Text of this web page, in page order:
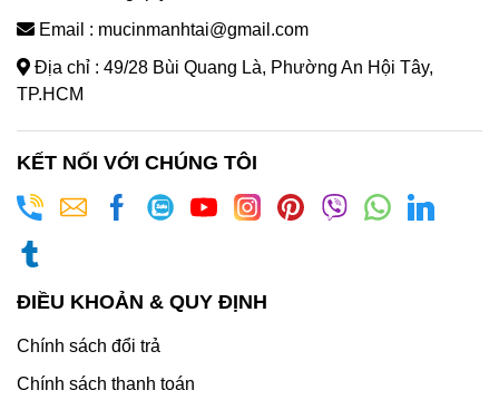
Email : mucinmanhtai@gmail.com
Địa chỉ : 49/28 Bùi Quang Là, Phường An Hội Tây,
TP.HCM
KẾT NỐI VỚI CHÚNG TÔI
ĐIỀU KHOẢN & QUY ĐỊNH
Chính sách đổi trả
Chính sách thanh toán